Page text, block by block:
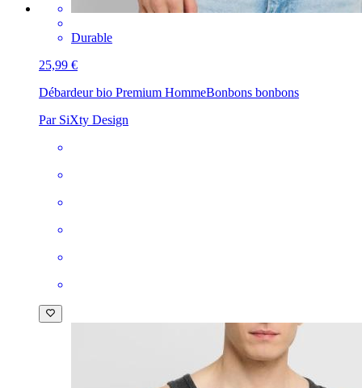
Durable
25,99 €
Débardeur bio Premium HommeBonbons bonbons
Par SiXty Design